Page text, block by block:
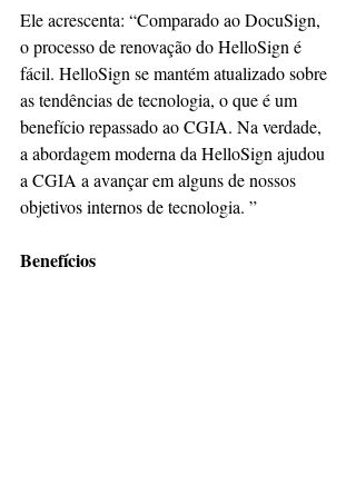
Ele acrescenta: “Comparado ao DocuSign,
o processo de renovação do HelloSign é
fácil. HelloSign se mantém atualizado sobre
as tendências de tecnologia, o que é um
benefício repassado ao CGIA. Na verdade,
a abordagem moderna da HelloSign ajudou
a CGIA a avançar em alguns de nossos
objetivos internos de tecnologia. ”
Benefícios